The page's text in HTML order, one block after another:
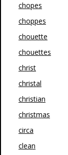
chopes
choppes
chouette
chouettes
christ
christal
christian
christmas
circa
clean